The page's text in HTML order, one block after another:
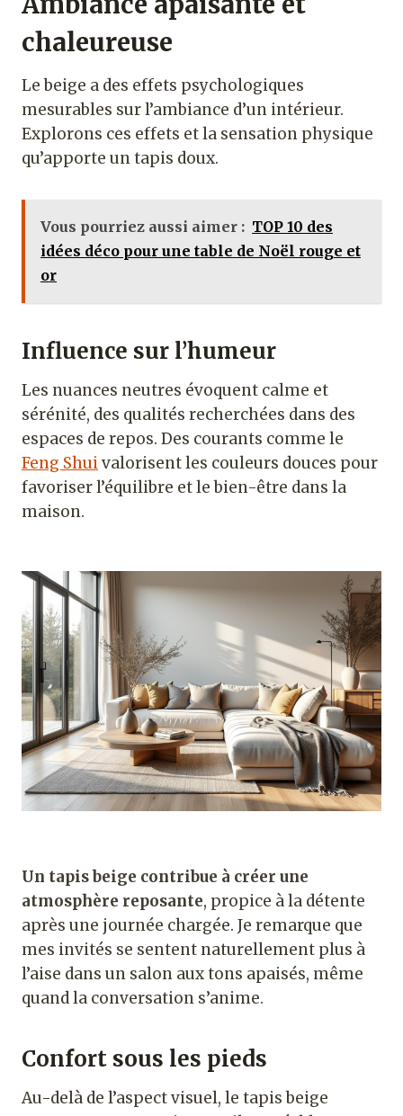
chaleureuse
Le beige a des effets psychologiques
mesurables sur l’ambiance d’un intérieur.
Explorons ces effets et la sensation physique
qu’apporte un tapis doux.
Vous pourriez aussi aimer : TOP 10 des
idées déco pour une table de Noël rouge et
or
Influence sur l’humeur
Les nuances neutres évoquent calme et
sérénité, des qualités recherchées dans des
espaces de repos. Des courants comme le
Feng Shuivalorisent les couleurs douces pour
favoriser l’équilibre et le bien-être dans la
maison.
Un tapis beige contribue à créer une
atmosphère reposante, propice à la détente
après une journée chargée. Je remarque que
mes invités se sentent naturellement plus à
l’aise dans un salon aux tons apaisés, même
quand la conversation s’anime.
Confort sous les pieds
Au-delà de l’aspect visuel, le tapis beige